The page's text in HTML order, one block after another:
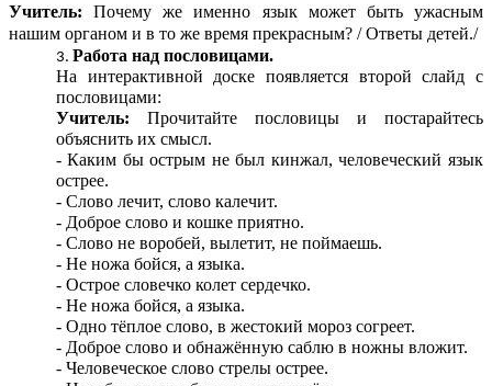
Учитель:Почему же именно язык может быть ужасным
нашим органом и в то же время прекрасным? / Ответы детей./
Работа над пословицами.
На интерактивной доске появляется второй слайд с
пословицами:
Учитель: Прочитайте пословицы и постарайтесь
объяснить их смысл.
- Каким бы острым не был кинжал, человеческий язык
острее.
- Слово лечит, слово калечит.
- Доброе слово и кошке приятно.
- Слово не воробей, вылетит, не поймаешь.
- Не ножа бойся, а языка.
- Острое словечко колет сердечко.
- Не ножа бойся, а языка.
- Одно тёплое слово, в жестокий мороз согреет.
- Доброе слово и обнажённую саблю в ножны вложит.
- Человеческое слово стрелы острее.